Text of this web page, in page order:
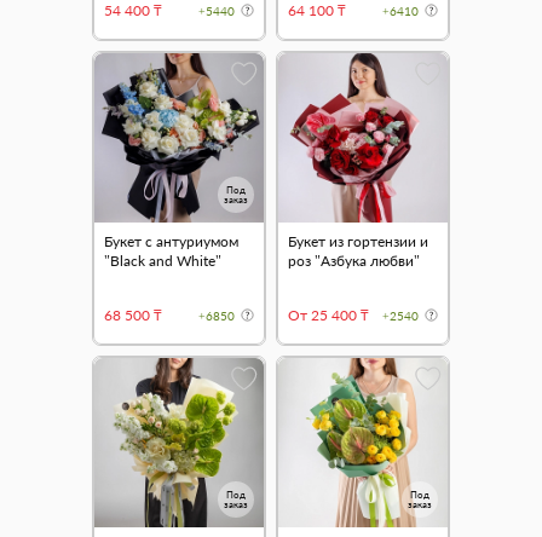
54 400 ₸
+5440
64 100 ₸
+6410
Под
заказ
Букет с антуриумом
"Black and White"
68 500 ₸ +6850
Букет из гортензии и
роз "Азбука любви"
От 25 400 ₸ +2540
Под
заказ
Под
заказ